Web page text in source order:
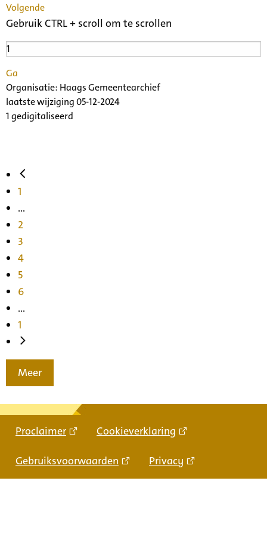
Volgende
Gebruik CTRL + scroll om te scrollen
Ga
Organisatie: Haags Gemeentearchief
laatste wijziging 05-12-2024
1 gedigitaliseerd
1
...
2
3
4
5
6
...
1
Meer
Proclaimer Cookieverklaring
Gebruiksvoorwaarden Privacy